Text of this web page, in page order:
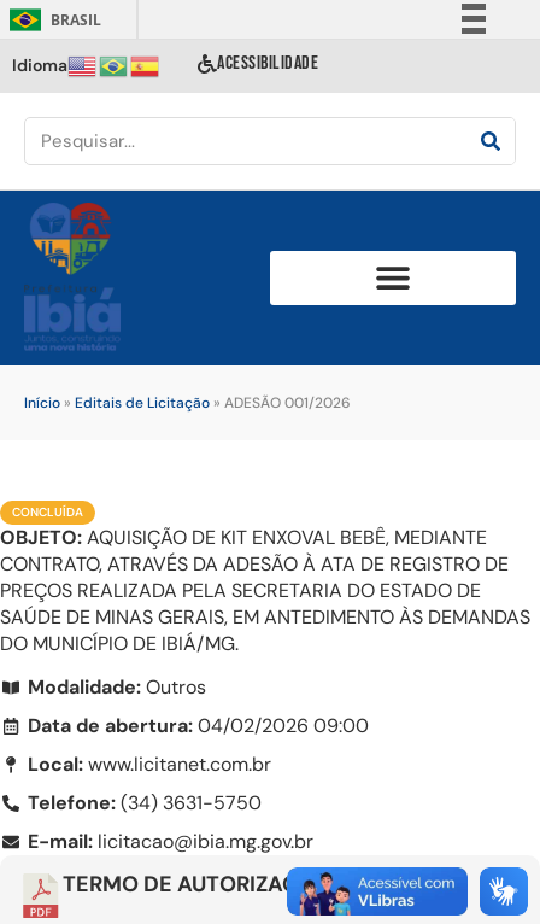
BRASIL
Comunica BR
Acesso à informação
Idioma ACESSIBILIDADE
Início » Editais de Licitação » ADESÃO 001/2026
CONCLUÍDA
OBJETO:AQUISIÇÃO DE KIT ENXOVAL BEBÊ, MEDIANTE
CONTRATO, ATRAVÉS DA ADESÃO À ATA DE REGISTRO DE
PREÇOS REALIZADA PELA SECRETARIA DO ESTADO DE
SAÚDE DE MINAS GERAIS, EM ANTEDIMENTO ÀS DEMANDAS
DO MUNICÍPIO DE IBIÁ/MG.
Modalidade:Outros
Data de abertura:04/02/2026 09:00
Local:www.licitanet.com.br
Telefone:(34) 3631-5750
E-mail: licitacao@ibia.mg.gov.br
TERMO DE AUTORIZAÇÃO